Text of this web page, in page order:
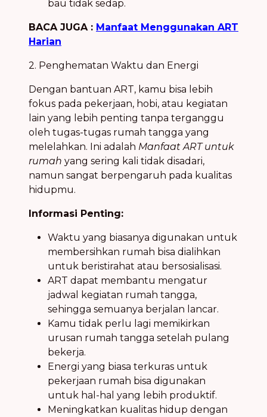
bau tidak sedap.
BACA JUGA : Manfaat Menggunakan ART
Harian
2. Penghematan Waktu dan Energi
Dengan bantuan ART, kamu bisa lebih
fokus pada pekerjaan, hobi, atau kegiatan
lain yang lebih penting tanpa terganggu
oleh tugas-tugas rumah tangga yang
melelahkan. Ini adalah Manfaat ART untuk
rumah yang sering kali tidak disadari,
namun sangat berpengaruh pada kualitas
hidupmu.
Informasi Penting:
Waktu yang biasanya digunakan untuk
membersihkan rumah bisa dialihkan
untuk beristirahat atau bersosialisasi.
ART dapat membantu mengatur
jadwal kegiatan rumah tangga,
sehingga semuanya berjalan lancar.
Kamu tidak perlu lagi memikirkan
urusan rumah tangga setelah pulang
bekerja.
Energi yang biasa terkuras untuk
pekerjaan rumah bisa digunakan
untuk hal-hal yang lebih produktif.
Meningkatkan kualitas hidup dengan